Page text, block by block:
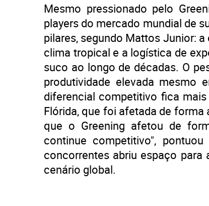
Mesmo pressionado pelo
players do mercado mundial de
pilares, segundo Mattos Junior:
clima tropical e a logística de
suco ao longo de décadas. O
produtividade elevada
diferencial competitivo fica
Flórida, que foi afetada de forma
que o Greening afetou de
continue competitivo",
concorrentes abriu espaço
cenário global.